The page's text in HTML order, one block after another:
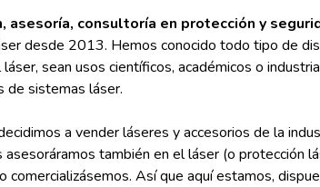
asesoría, consultoría en protección y
desde 2013. Hemos conocido todo tipo de
sean usos científicos, académicos o
de sistemas láser.
a vender láseres y accesorios de la
también en el láser (o protección
Así que aquí estamos,